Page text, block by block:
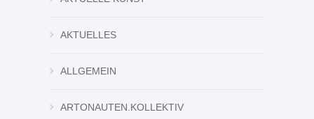
AKTUELLES
ALLGEMEIN
ARTONAUTEN.KOLLEKTIV